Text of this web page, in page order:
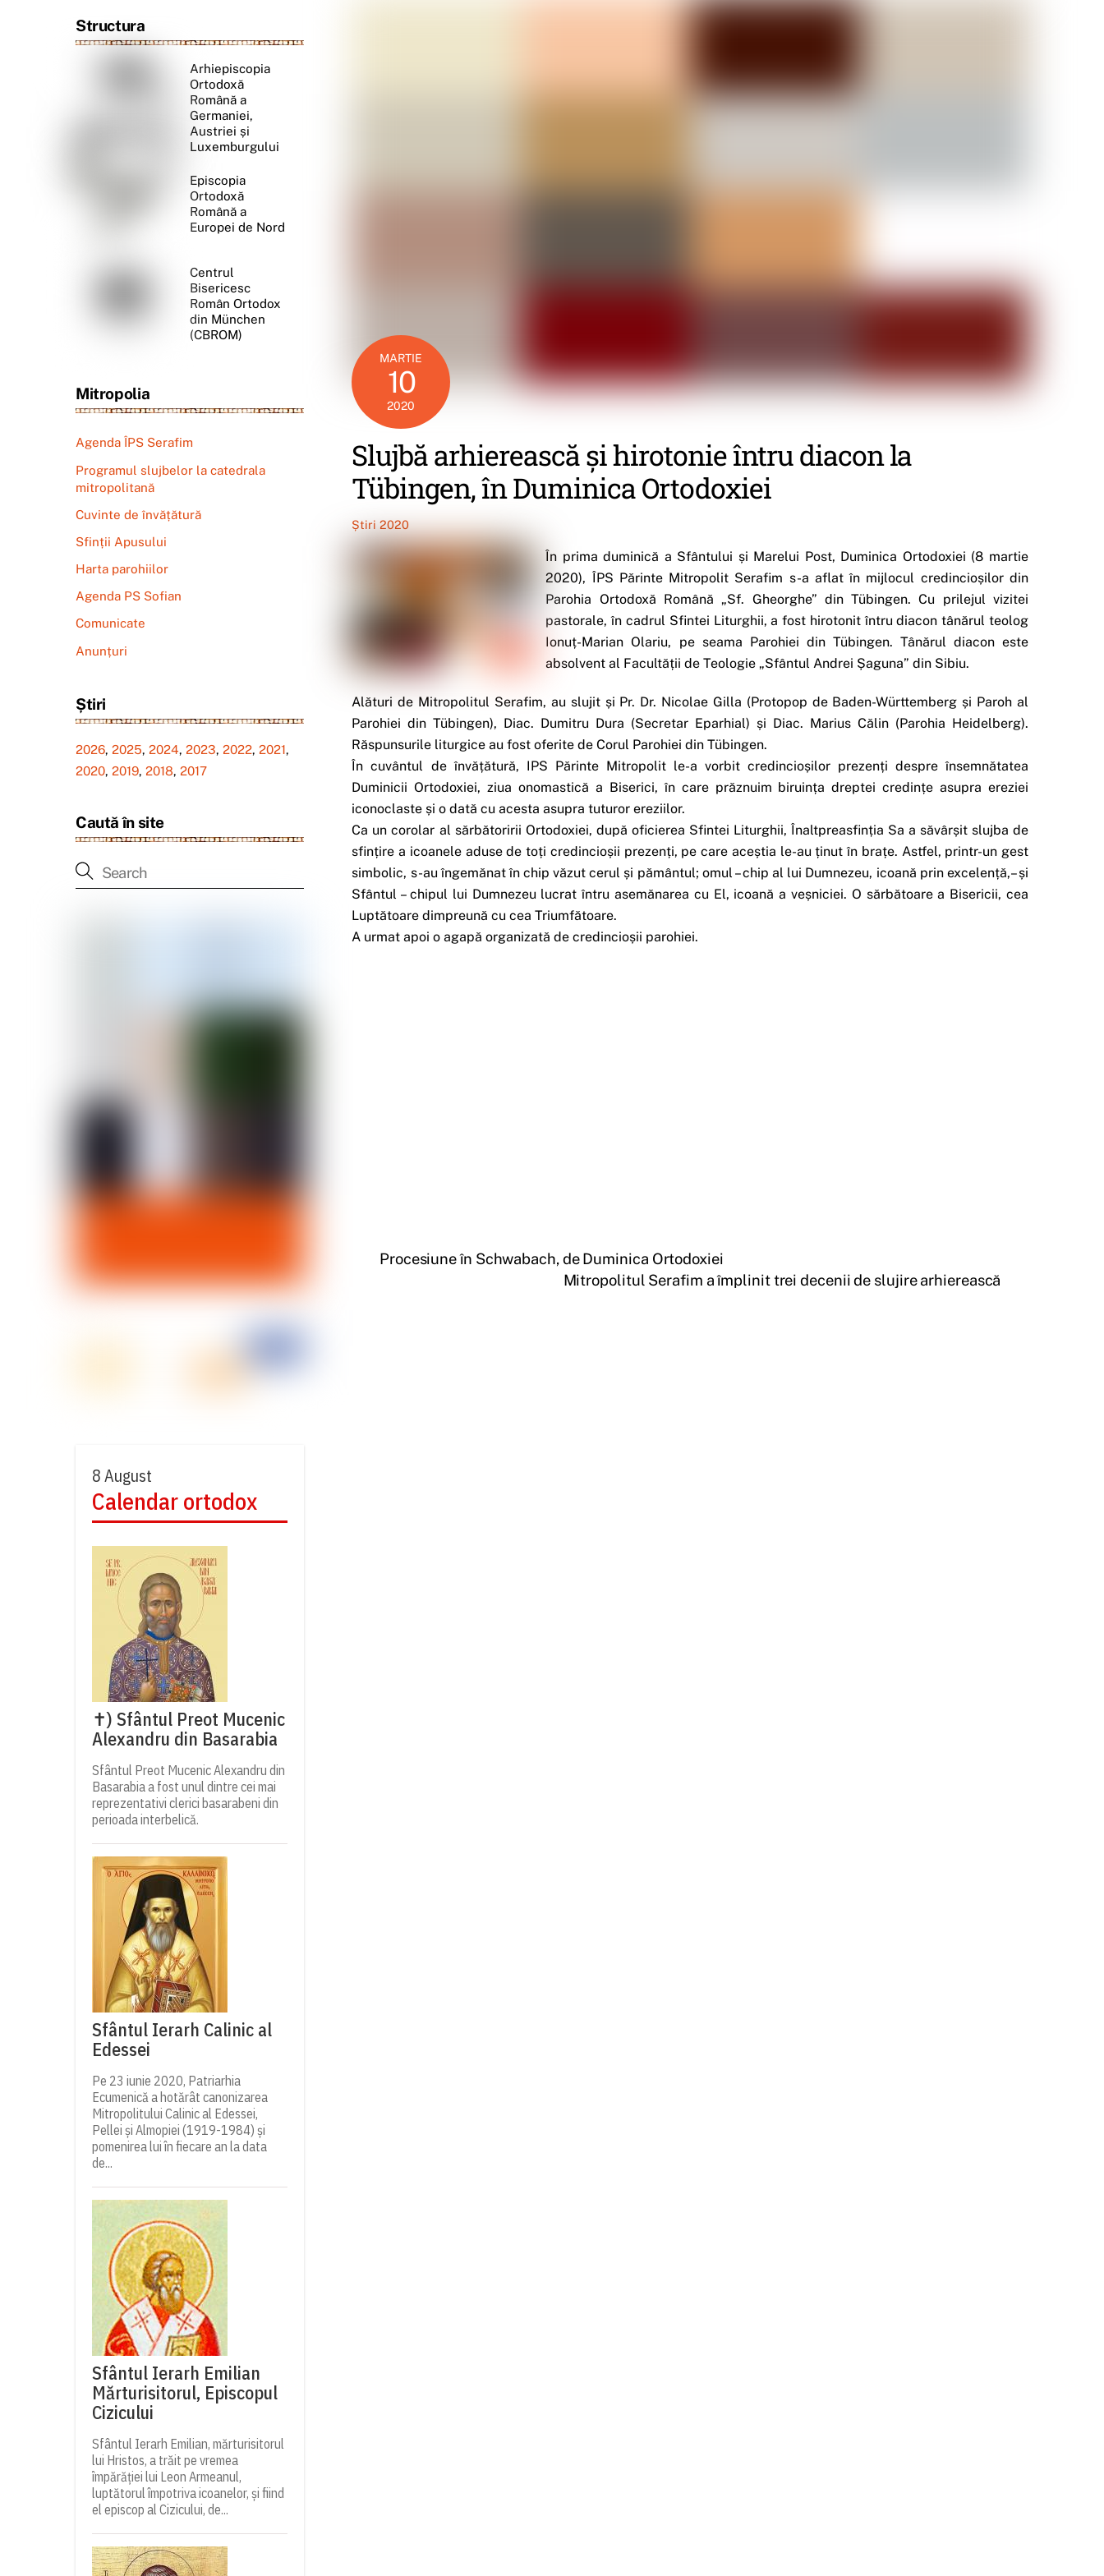
MARTIE
10
2020
Slujbă arhierească și hirotonie întru diacon la
Tübingen, în Duminica Ortodoxiei
Știri 2020
În prima duminică a Sfântului și Marelui Post, Duminica Ortodoxiei (8 martie
2020), ÎPS Părinte Mitropolit Serafim s-a aflat în mijlocul credincioșilor din
Parohia Ortodoxă Română „Sf. Gheorghe” din Tübingen. Cu prilejul vizitei
pastorale, în cadrul Sfintei Liturghii, a fost hirotonit întru diacon tânărul teolog
Ionuț-Marian Olariu, pe seama Parohiei din Tübingen. Tânărul diacon este
absolvent al Facultății de Teologie „Sfântul Andrei Șaguna” din Sibiu.
Alături de Mitropolitul Serafim, au slujit și Pr. Dr. Nicolae Gilla (Protopop de Baden-Württemberg și Paroh al
Parohiei din Tübingen), Diac. Dumitru Dura (Secretar Eparhial) și Diac. Marius Călin (Parohia Heidelberg).
Răspunsurile liturgice au fost oferite de Corul Parohiei din Tübingen.
În cuvântul de învățătură, IPS Părinte Mitropolit le-a vorbit credincioșilor prezenți despre însemnătatea
Duminicii Ortodoxiei, ziua onomastică a Biserici, în care prăznuim biruința dreptei credințe asupra ereziei
iconoclaste și o dată cu acesta asupra tuturor ereziilor.
Ca un corolar al sărbătoririi Ortodoxiei, după oficierea Sfintei Liturghii, Înaltpreasfinția Sa a săvârșit slujba de
sfințire a icoanele aduse de toți credincioșii prezenți, pe care aceștia le-au ținut în brațe. Astfel, printr-un gest
simbolic, s-au îngemănat în chip văzut cerul și pământul; omul – chip al lui Dumnezeu, icoană prin excelență,– și
Sfântul – chipul lui Dumnezeu lucrat întru asemănarea cu El, icoană a veșniciei. O sărbătoare a Bisericii, cea
Luptătoare dimpreună cu cea Triumfătoare.
A urmat apoi o agapă organizată de credincioșii parohiei.
Procesiune în Schwabach, de Duminica Ortodoxiei
Mitropolitul Serafim a împlinit trei decenii de slujire arhierească
Structura
Arhiepiscopia
Ortodoxă
Română a
Germaniei,
Austriei și
Luxemburgului
Episcopia
Ortodoxă
Română a
Europei de Nord
Centrul
Bisericesc
Român Ortodox
din München
(CBROM)
Mitropolia
Agenda ÎPS Serafim
Programul slujbelor la catedrala
mitropolitană
Cuvinte de învățătură
Sfinții Apusului
Harta parohiilor
Agenda PS Sofian
Comunicate
Anunțuri
Știri
2026, 2025, 2024, 2023, 2022, 2021,
2020, 2019, 2018, 2017
Caută în site
8 August
Calendar ortodox
✝) Sfântul Preot Mucenic
Alexandru din Basarabia
Sfântul Preot Mucenic Alexandru din
Basarabia a fost unul dintre cei mai
reprezentativi clerici basarabeni din
perioada interbelică.
Sfântul Ierarh Calinic al
Edessei
Pe 23 iunie 2020, Patriarhia
Ecumenică a hotărât canonizarea
Mitropolitului Calinic al Edessei,
Pellei și Almopiei (1919-1984) și
pomenirea lui în fiecare an la data
de...
Sfântul Ierarh Emilian
Mărturisitorul, Episcopul
Cizicului
Sfântul Ierarh Emilian, mărturisitorul
lui Hristos, a trăit pe vremea
împărăției lui Leon Armeanul,
luptătorul împotriva icoanelor, și fiind
el episcop al Cizicului, de...